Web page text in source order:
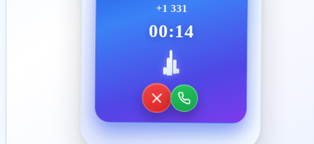
+1 331
00:14